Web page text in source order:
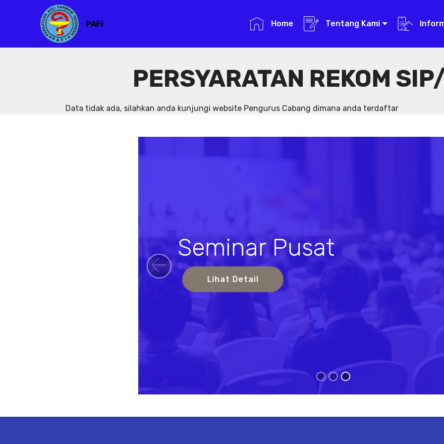
PAFI Home Tentang Kami
PERSYARATAN REKOM
Data tidak ada, silahkan anda kunjungi website Pengurus Cabang dimana anda terdaftar
Seminar Pusat
Lihat Detail
Previous